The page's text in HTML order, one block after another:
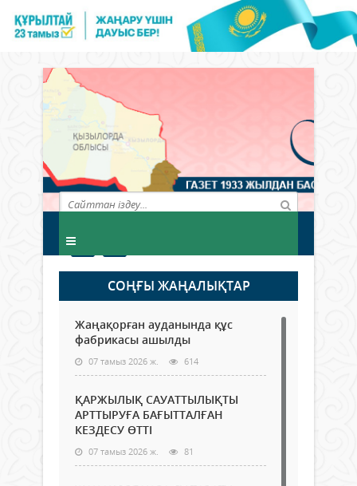
СОҢҒЫ ЖАҢАЛЫҚТАР
Жаңақорған ауданында құс
фабрикасы ашылды
07 тамыз 2026 ж. 614
ҚАРЖЫЛЫҚ САУАТТЫЛЫҚТЫ
АРТТЫРУҒА БАҒЫТТАЛҒАН
КЕЗДЕСУ ӨТТІ
07 тамыз 2026 ж. 81